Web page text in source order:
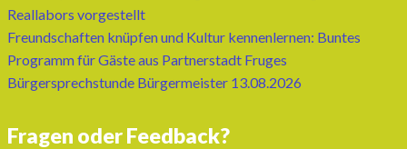
Reallabors vorgestellt
Freundschaften knüpfen und Kultur kennenlernen: Buntes
Programm für Gäste aus Partnerstadt Fruges
Bürgersprechstunde Bürgermeister 13.08.2026
Fragen oder Feedback?